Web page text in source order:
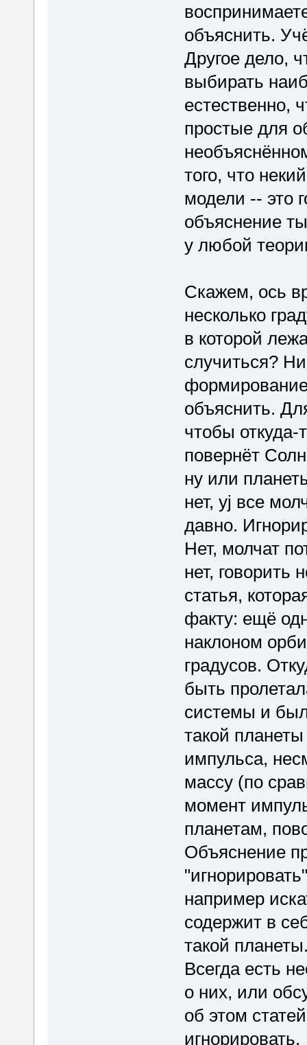
объяснить.
Другое дело,
выбирать
естественно,
простые для
того, что
модели -- это
объяснение
у любой
Скажем, ось
несколько
в которой
случиться?
объяснить.
чтобы
повернёт
ну или
нет, yj все
давно.
Нет, молчат
нет, говорить
статья,
факту: ещё
наклоном
градусов.
быть
системы и
такой
импульса,
массу (по
момент
планетам,
Объяснение
например
содержит в
такой
Всегда есть
о них, или
об этом
игнорировать.